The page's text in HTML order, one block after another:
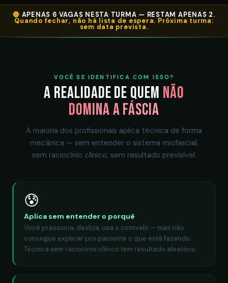
🔴 APENAS 6 VAGAS NESTA TURMA — RESTAM APENAS 2.
Quando fechar, não há lista de espera. Próxima turma:
sem data prevista.
VOCÊ SE IDENTIFICA COM ISSO?
A realidade de quem não
domina a fáscia
A maioria dos profissionais aplica técnica de forma
mecânica — sem entender o sistema miofascial,
sem raciocínio clínico, sem resultado previsível.
😰
Aplica sem entender o porquê
Você pressiona, desliza, usa o cotovelo — mas não
consegue explicar pro paciente o que está fazendo.
Técnica sem raciocínio clínico tem resultado aleatório.